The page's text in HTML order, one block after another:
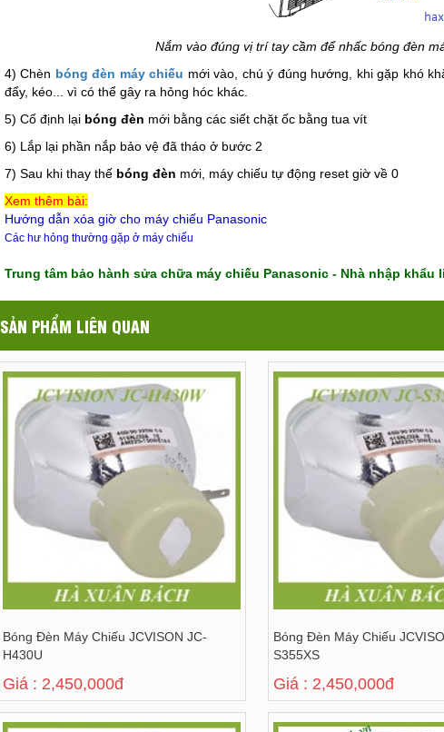
Nắm vào đúng vị trí tay cầm để nhấc bóng đèn
4) Chèn bóng đèn máy chiếu mới vào, chú ý đúng hướng, khi gặp khó
đẩy, kéo... vì có thể gây ra hỏng hóc khác.
5) Cố định lại bóng đèn mới bằng các siết chặt ốc bằng tua vít
6) Lắp lại phần nắp bảo vệ đã tháo ở bước 2
7) Sau khi thay thế bóng đèn mới, máy chiếu tự động reset giờ về 0
Xem thêm bài:
Hướng dẫn xóa giờ cho máy chiếu Panasonic
Các hư hỏng thường gặp ở máy chiếu
Trung tâm bảo hành sửa chữa máy chiếu Panasonic - Nhà nhập
SẢN PHẨM LIÊN QUAN
Bóng Đèn Máy Chiếu JCVISON JC-
H430U
Giá : 2,450,000đ
Bóng Đèn Máy Chiếu
S355XS
Giá : 2,450,000đ